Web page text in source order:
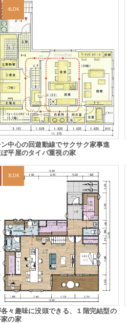
4LDK
中心の回遊動線でサクサク家事進
平屋のタイパ重視の家
3LDK
々趣味に没頭できる、１階完結型の
の家